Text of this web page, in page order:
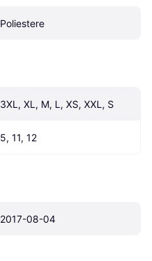
Poliestere
3XL, XL, M, L, XS, XXL, S
5, 11, 12
2017-08-04